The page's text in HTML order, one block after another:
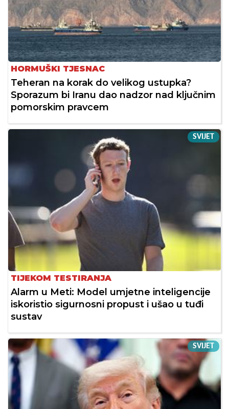
HORMUŠKI TJESNAC
Teheran na korak do velikog ustupka?
Sporazum bi Iranu dao nadzor nad ključnim
pomorskim pravcem
SVIJET
TIJEKOM TESTIRANJA
Alarm u Meti: Model umjetne inteligencije
iskoristio sigurnosni propust i ušao u tuđi
sustav
SVIJET